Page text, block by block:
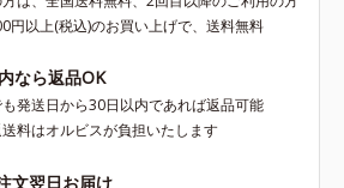
円以上(税込)のお買い上げで、送料無料
なら返品OK
発送日から30日以内であれば返品可能
料はオルビスが負担いたします
文翌日お届け